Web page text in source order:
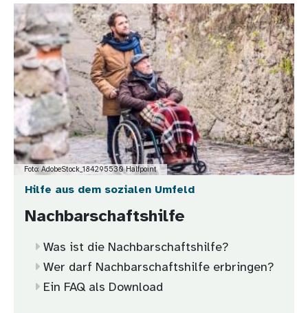
Bild
Foto: AdobeStock_184295530 Halfpoint
Hilfe aus dem sozialen Umfeld
Nachbarschaftshilfe
Was ist die Nachbarschaftshilfe?
Wer darf Nachbarschaftshilfe erbringen?
Ein FAQ als Download